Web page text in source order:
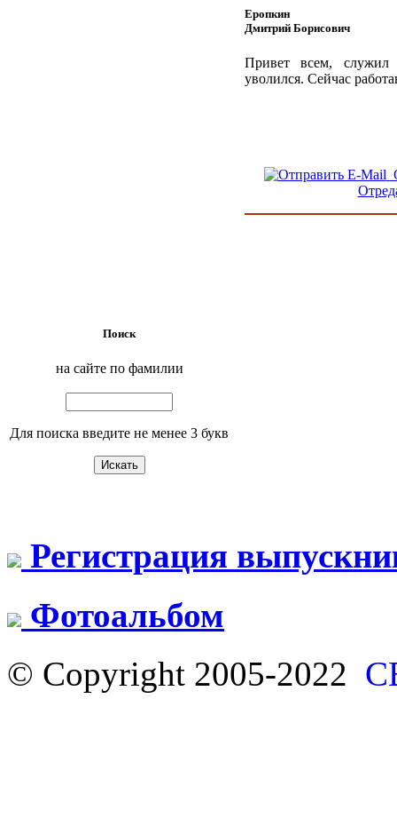
Еропкин
Дмитрий Борисович
Привет всем,
уволился. Сейчас
Поиск
на сайте по фамилии
Для поиска введите не менее 3 букв
Регистрация
Фотоальбом
© Copyright 2005-2022